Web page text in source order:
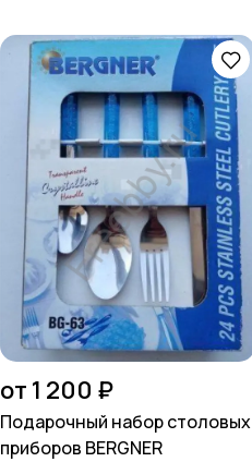
от 1 200 ₽
Подарочный набор столовых
приборов BERGNER